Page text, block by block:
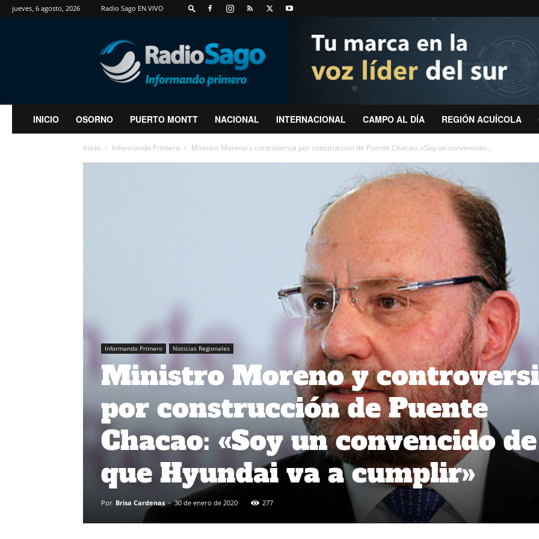
jueves, 6 agosto, 2026 Radio Sago EN VIVO
RadioSago
INICIO OSORNO PUERTO MONTT NACIONAL INTERNACIONAL CAMPO AL DÍA REGIÓN ACUÍCOLA
Inicio Informando Primero Ministro Moreno y controversia por construcción de Puente Chacao: «Soy un convencido...
Informando Primero Noticias Regionales
Ministro Moreno y
por construcción de Puente
Chacao: «Soy un convencido de
que Hyundai va a cumplir»
Por Brisa Cardenas - 30 de enero de 2020 277